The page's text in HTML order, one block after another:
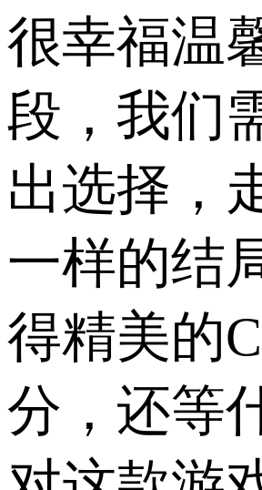
很幸福温
段，我们
出选择，
一样的结
得精美的
分，还等